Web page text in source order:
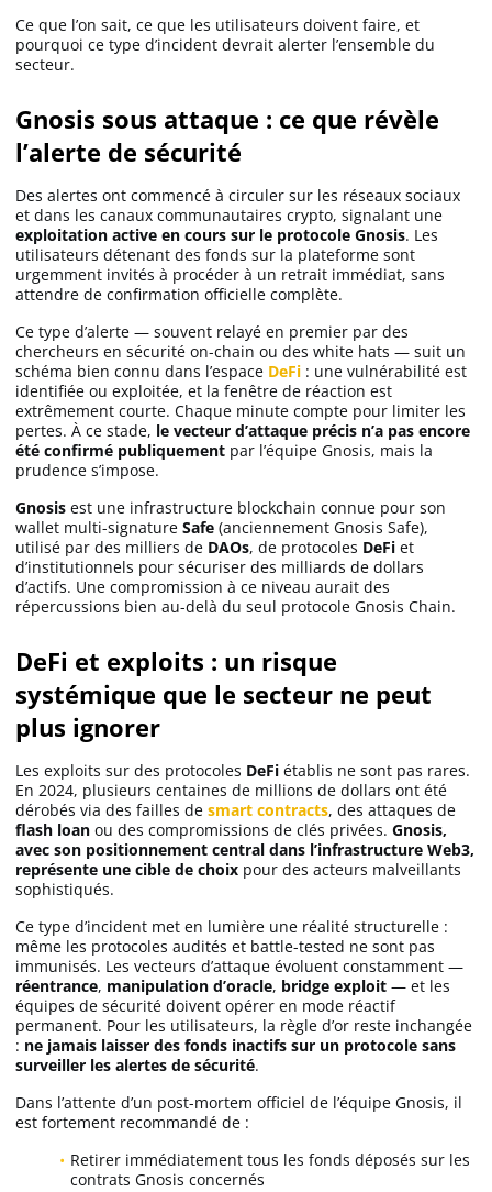
Dogecoin (DOGE)
Binance Coin (BNB)
Trading
C’est quoi ?
Apprendre
Indicateurs techniques
Investir
Meilleures plateformes
Ce que l’on sait, ce que les utilisateurs doivent faire, et
pourquoi ce type d’incident devrait alerter l’ensemble du
secteur.
Gnosis sous attaque : ce que révèle
l’alerte de sécurité
Des alertes ont commencé à circuler sur les réseaux sociaux
et dans les canaux communautaires crypto, signalant une
exploitation active en cours sur le protocole Gnosis. Les
utilisateurs détenant des fonds sur la plateforme sont
urgemment invités à procéder à un retrait immédiat, sans
attendre de confirmation officielle complète.
Ce type d’alerte — souvent relayé en premier par des
chercheurs en sécurité on-chain ou des white hats — suit un
schéma bien connu dans l’espace DeFi : une vulnérabilité est
identifiée ou exploitée, et la fenêtre de réaction est
extrêmement courte. Chaque minute compte pour limiter les
pertes. À ce stade, le vecteur d’attaque précis n’a pas encore
été confirmé publiquement par l’équipe Gnosis, mais la
prudence s’impose.
Gnosis est une infrastructure blockchain connue pour son
wallet multi-signature Safe (anciennement Gnosis Safe),
utilisé par des milliers de DAOs, de protocoles DeFi et
d’institutionnels pour sécuriser des milliards de dollars
d’actifs. Une compromission à ce niveau aurait des
répercussions bien au-delà du seul protocole Gnosis Chain.
DeFi et exploits : un risque
systémique que le secteur ne peut
plus ignorer
Les exploits sur des protocoles DeFi établis ne sont pas rares.
En 2024, plusieurs centaines de millions de dollars ont été
dérobés via des failles de smart contracts, des attaques de
flash loan ou des compromissions de clés privées. Gnosis,
avec son positionnement central dans l’infrastructure Web3,
représente une cible de choix pour des acteurs malveillants
sophistiqués.
Ce type d’incident met en lumière une réalité structurelle :
même les protocoles audités et battle-tested ne sont pas
immunisés. Les vecteurs d’attaque évoluent constamment —
réentrance, manipulation d’oracle, bridge exploit — et les
équipes de sécurité doivent opérer en mode réactif
permanent. Pour les utilisateurs, la règle d’or reste inchangée
: ne jamais laisser des fonds inactifs sur un protocole sans
surveiller les alertes de sécurité.
Dans l’attente d’un post-mortem officiel de l’équipe Gnosis, il
est fortement recommandé de :
Retirer immédiatement tous les fonds déposés sur les
contrats Gnosis concernés